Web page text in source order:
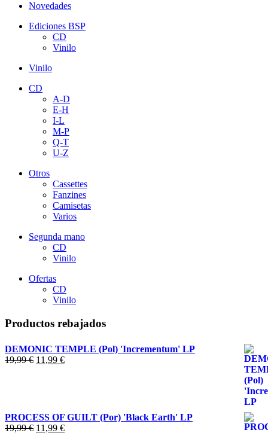
Novedades
Ediciones BSP
CD
Vinilo
Vinilo
CD
A-D
E-H
I-L
M-P
Q-T
U-Z
Otros
Cassettes
Fanzines
Camisetas
Varios
Segunda mano
CD
Vinilo
Ofertas
CD
Vinilo
Productos rebajados
DEMONIC TEMPLE (Pol) 'Incrementum' LP
19,99€ El
11,99 €El
PROCESS OF GUILT (Por) 'Black Earth' LP
19,99€ El
11,99 €El